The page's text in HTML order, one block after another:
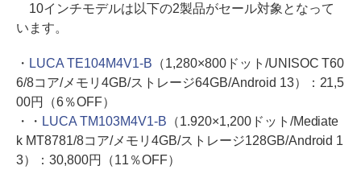
10インチモデルは以下の2製品がセール対象となって
います。
・ LUCA TE104M4V1-B （1,280×800ドット/UNISOC T60
6/8コア/メモリ4GB/ストレージ64GB/Android 13）：21,5
00円（6％OFF）
・・ LUCA TM103M4V1-B （1.920×1,200ドット/Mediate
k MT8781/8コア/メモリ4GB/ストレージ128GB/Android 1
3）：30,800円（11％OFF）